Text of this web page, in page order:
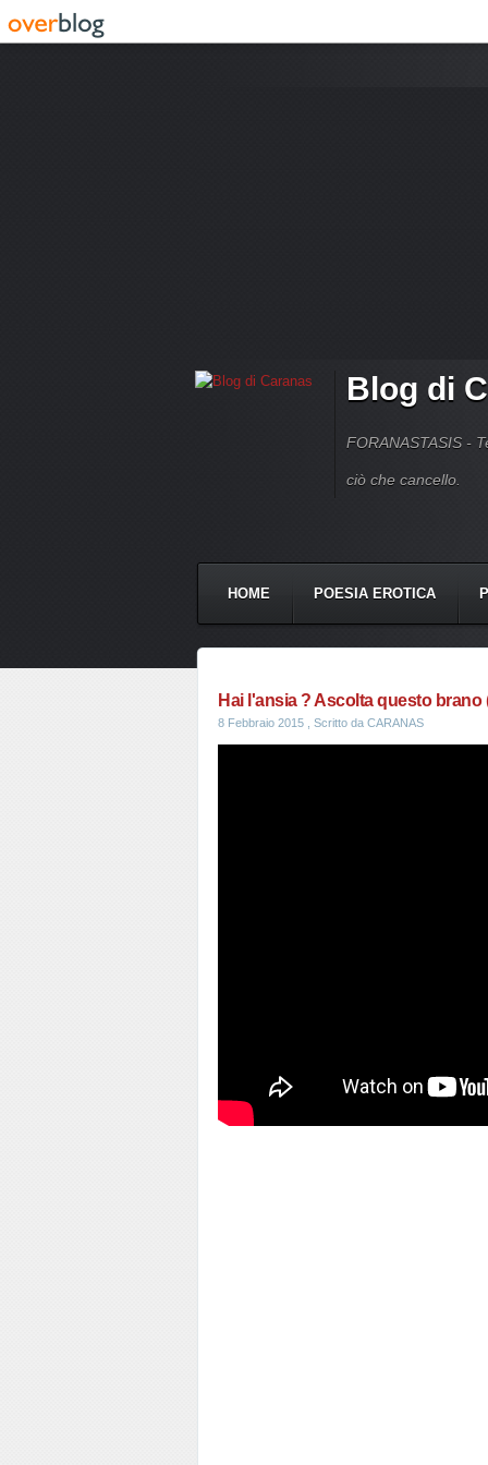
Blog di
FORANASTASIS -
ciò che cancello.
HOME POESIA EROTICA
Hai l'ansia ? Ascolta questo brano
8 Febbraio 2015 , Scritto da CARANAS